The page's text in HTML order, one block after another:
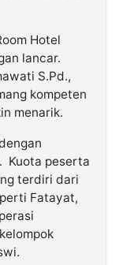
Hotel
lancar.
S.Pd.,
kompeten
menarik.
Kuota peserta
terdiri dari
Fatayat,